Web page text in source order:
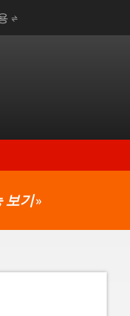
보기»